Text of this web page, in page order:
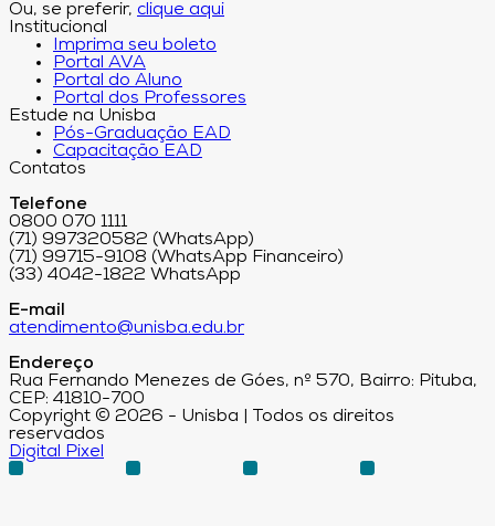
Ou, se preferir, clique aqui
Institucional
Imprima seu boleto
Portal AVA
Portal do Aluno
Portal dos Professores
Estude na Unisba
Pós-Graduação EAD
Capacitação EAD
Contatos
Telefone
0800 070 1111
(71) 997320582 (WhatsApp)
(71) 99715-9108 (WhatsApp Financeiro)
(33) 4042-1822 WhatsApp
E-mail
atendimento@unisba.edu.br
Endereço
Rua Fernando Menezes de Góes, nº 570, Bairro: Pituba,
CEP: 41810-700
Copyright © 2026 - Unisba | Todos os direitos
reservados
Digital Pixel